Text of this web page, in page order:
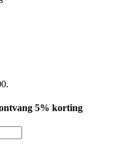
5% korting